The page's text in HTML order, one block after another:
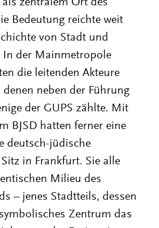
zentralem Ort des
Bedeutung reichte weit
von Stadt und
der Mainmetropole
die leitenden Akteure
neben der Führung
der GUPS zählte. Mit
BJSD hatten ferner eine
deutsch-jüdische
in Frankfurt. Sie alle
Milieu des
– jenes Stadtteils, dessen
Zentrum das